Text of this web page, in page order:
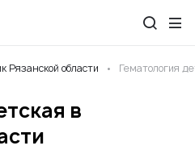
Рязанской области Гематология
в